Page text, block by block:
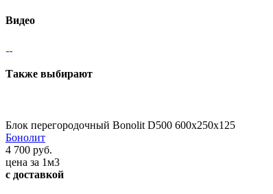
Видео
Также выбирают
Блок перегородочный Bonolit D500 600х250х125
Бонолит
4 700 руб.
цена за 1м3
с доставкой